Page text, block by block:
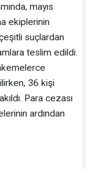
mayıs
ekiplerinin
suçlardan
teslim edildi.
36 kişi
Para cezası
ardından